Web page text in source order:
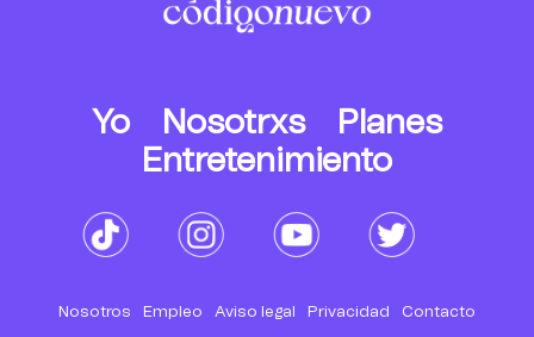
Yo Nosotrxs
Planes
Entretenimiento
Nosotros Empleo Aviso legal Privacidad Contacto